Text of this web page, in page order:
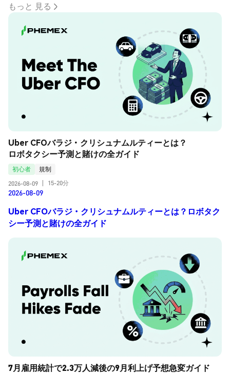
もっと 見る
Uber CFOバラジ・クリシュナムルティーとは？
ロボタクシー予測と賭けの全ガイド
初心者
規制
2026-08-09
15-20分
2026-08-09
Uber CFOバラジ・クリシュナムルティーとは？ロボタク
シー予測と賭けの全ガイド
7月雇用統計で2.3万人減後の9月利上げ予想急変ガイド